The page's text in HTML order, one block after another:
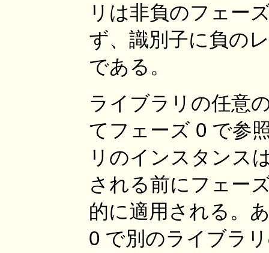
リは非負のフェー
ず、識別子に負の
である。
ライブラリの任意
てフェーズ 0 で参
リのインスタンス
される前にフェー
的に適用される。
0 で別のライブラ